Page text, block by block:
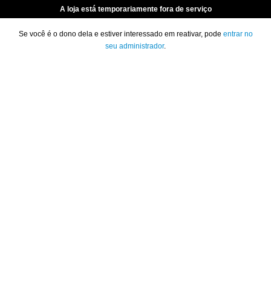
A loja está temporariamente fora de serviço
Se você é o dono dela e estiver interessado em reativar, pode entrar no
seu administrador.